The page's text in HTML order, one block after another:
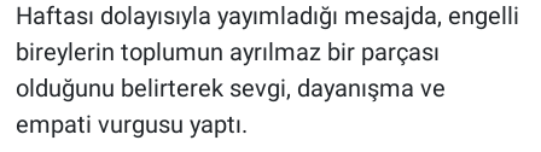
Haftası dolayısıyla yayımladığı mesajda, engelli
bireylerin toplumun ayrılmaz bir parçası
olduğunu belirterek sevgi, dayanışma ve
empati vurgusu yaptı.